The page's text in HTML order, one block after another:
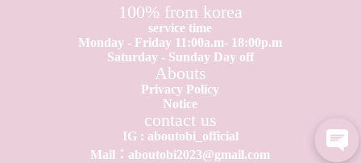
100% from korea
service time
Monday - Friday 11:00a.m- 18:00p.m
Saturday - Sunday Day off
Abouts
Privacy Policy
Notice
contact us
IG : aboutobi_official
Mail：aboutobi2023@gmail.com